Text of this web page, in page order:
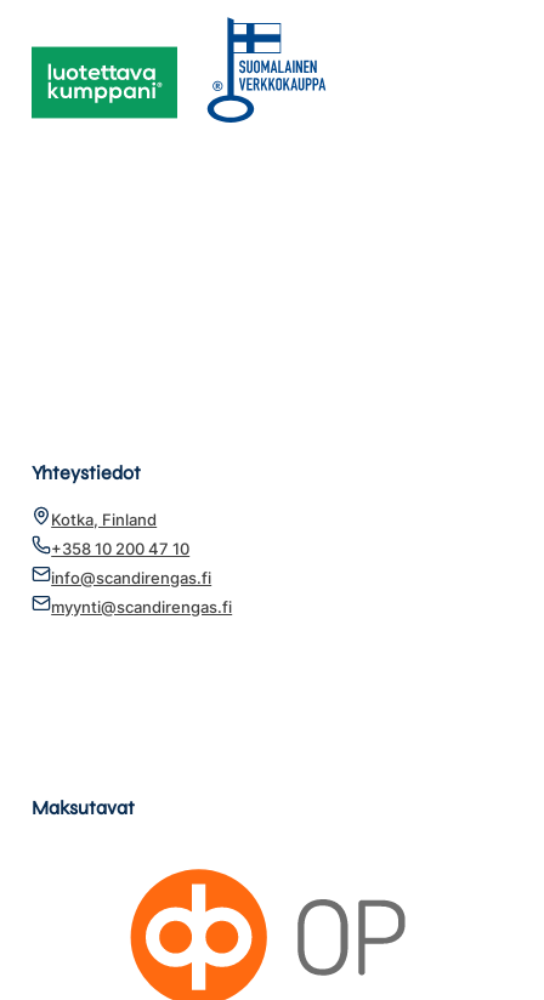
Yhteystiedot
Kotka, Finland
+358 10 200 47 10
info@scandirengas.fi
myynti@scandirengas.fi
Maksutavat